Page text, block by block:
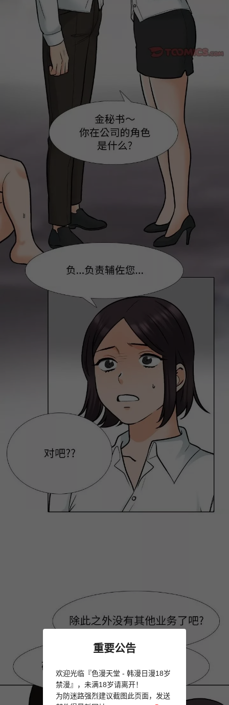
重要公告
欢迎光临『色漫天堂 - 韩漫日漫18岁
禁漫』，未满18岁请离开！
为防迷路强烈建议截图此页面，发送